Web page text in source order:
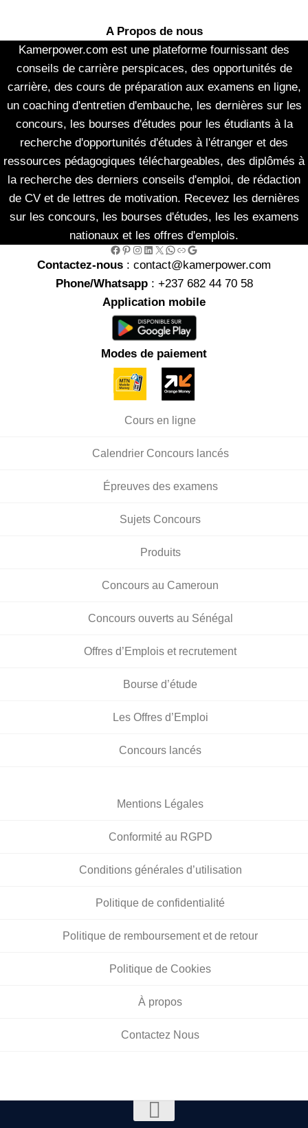
A Propos de nous
Kamerpower.com est une plateforme fournissant des
conseils de carrière perspicaces, des opportunités de
carrière, des cours de préparation aux examens en ligne,
un coaching d'entretien d'embauche, les dernières sur les
concours, les bourses d'études pour les étudiants à la
recherche d'opportunités d'études à l'étranger et des
ressources pédagogiques téléchargeables, des diplômés à
la recherche des derniers conseils d'emploi, de rédaction
de CV et de lettres de motivation. Recevez les dernières
sur les concours, les bourses d'études, les les examens
nationaux et les offres d'emplois.
Facebook Pinterest Instagram LinkedIn X WhatsApp Link Google
Contactez-nous : contact@kamerpower.com
Phone/Whatsapp: +237 682 44 70 58
Application mobile
Modes de paiement
Cours en ligne
Calendrier Concours lancés
Épreuves des examens
Sujets Concours
Produits
Concours au Cameroun
Concours ouverts au Sénégal
Offres d’Emplois et recrutement
Bourse d’étude
Les Offres d’Emploi
Concours lancés
Mentions Légales
Conformité au RGPD
Conditions générales d’utilisation
Politique de confidentialité
Politique de remboursement et de retour
Politique de Cookies
À propos
Contactez Nous